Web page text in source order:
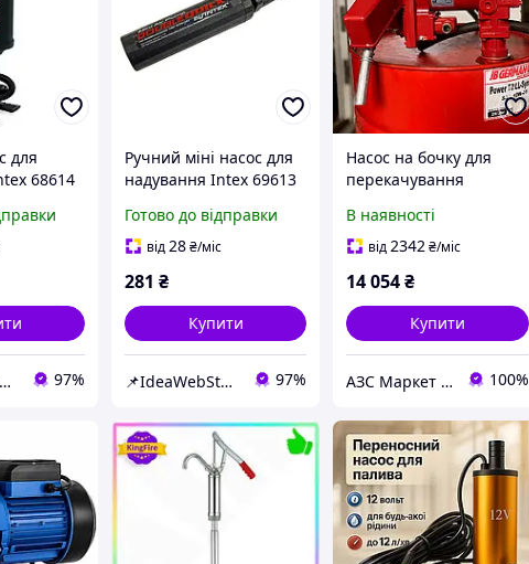
для
68614
📌IdeaWebStor інтернет-магазин товарів для спорту 97%
Ручний міні насос для
надування Intex 69613
Готово до відправки
від28₴/міс
281 ₴
Купити
📌IdeaWebStor інтернет-магазин товарів для спорту 97%
Насос на бочку для
перекачування
В, 56 л/хв
В наявності
від2342₴/міс
14 054₴
Купити
АЗС Маркет ТОВ 100%